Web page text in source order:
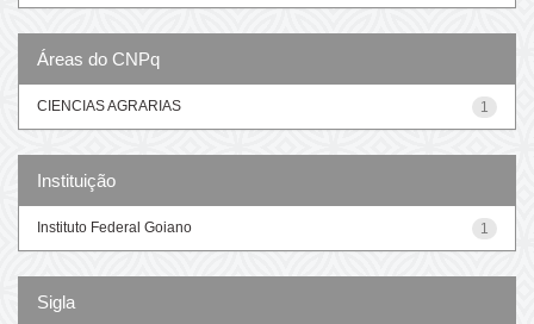
Áreas do CNPq
1
CIENCIAS AGRARIAS
Instituição
1
Instituto Federal Goiano
Sigla